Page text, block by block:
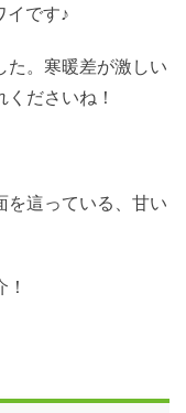
イです♪
た。寒暖差が激しい
ださいね！
を這っている、甘い